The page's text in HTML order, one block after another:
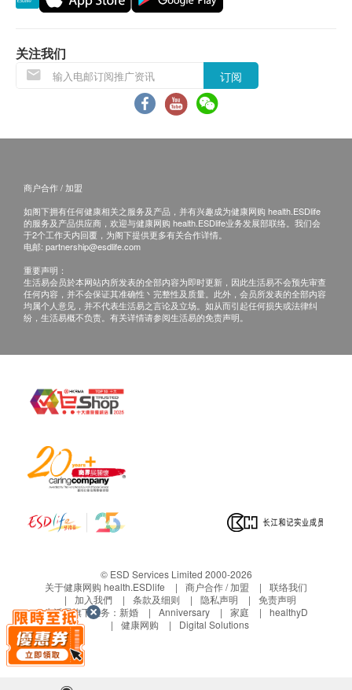
以上地区订单由顺丰（香港）派送
直达或没有升降机设备之收货地点。
签收时需核对身份。
于签收前，客户不能拆开包装盒验货。速递员会于客
户签收后离开，未能等待开机试用。
如收件人未能亲自签收，可委托他人签收。
签收后，如商品出现质量问题，如功能性故障。请您
即时联系香港洁净水有限公司客户服务中心，电话
34660000。
所有于香港洁净水有限公司购买之货品，不论是香港
保用日期为收货 / 取货 / 安装日期开始计算，客户
无需登记。
NEX 电解水机产品
电解版保养: 10年
电解板如完全未能进行酸碱值调整(利用测试剂)或
完全不能制造活性氢(ORP), 则属电解版失效, 本公
司会提供维修。
电解板维修, 客户需自携至本公司维修中心处理。
如需专人上门收机、拆机或送货、重装费用, 收费
为每次$450。
关注我们
订阅
商户合作 / 加盟
如阁下拥有任何健康相关之服务及产品，并有兴趣成为健康网购 health.ESDlife
的服务及产品供应商，欢迎与健康网购 health.ESDlife业务发展部联络。我们会
于2个工作天内回覆，为阁下提供更多有关合作详情。
电邮: partnership@esdlife.com
重要声明：
生活易会员於本网站内所发表的全部内容为即时更新，因此生活易不会预先审查
任何内容，并不会保证其准确性丶完整性及质量。此外，会员所发表的全部内容
均属个人意见，并不代表生活易之言论及立场。如从而引起任何损失或法律纠
纷，生活易概不负责。有关详情请参阅生活易的免责声明。
© ESD Services Limited 2000-2026
关于健康网购 health.ESDlife
商户合作 / 加盟
联络我们
加入我們
条款及细则 隐私声明
免责声明
生活易旗下业务： 新婚 Anniversary 家庭
healthyD
健康网购
Digital Solutions